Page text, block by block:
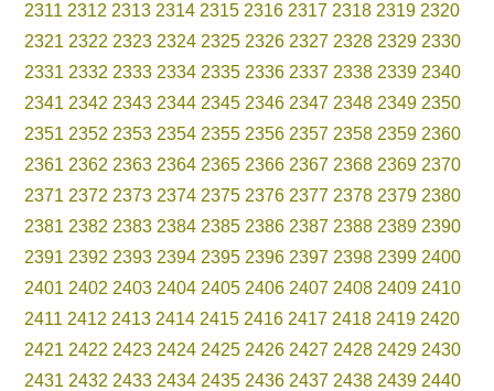
2311 2312 2313 2314 2315 2316 2317 2318 2319 2320
2321 2322 2323 2324 2325 2326 2327 2328 2329 2330
2331 2332 2333 2334 2335 2336 2337 2338 2339 2340
2341 2342 2343 2344 2345 2346 2347 2348 2349 2350
2351 2352 2353 2354 2355 2356 2357 2358 2359 2360
2361 2362 2363 2364 2365 2366 2367 2368 2369 2370
2371 2372 2373 2374 2375 2376 2377 2378 2379 2380
2381 2382 2383 2384 2385 2386 2387 2388 2389 2390
2391 2392 2393 2394 2395 2396 2397 2398 2399 2400
2401 2402 2403 2404 2405 2406 2407 2408 2409 2410
2411 2412 2413 2414 2415 2416 2417 2418 2419 2420
2421 2422 2423 2424 2425 2426 2427 2428 2429 2430
2431 2432 2433 2434 2435 2436 2437 2438 2439 2440